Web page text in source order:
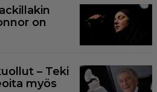
on
– Teki
myös